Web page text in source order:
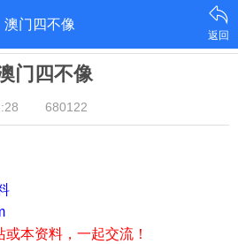
澳门四不像
返回
门四不像
680122
本资料，一起交流！